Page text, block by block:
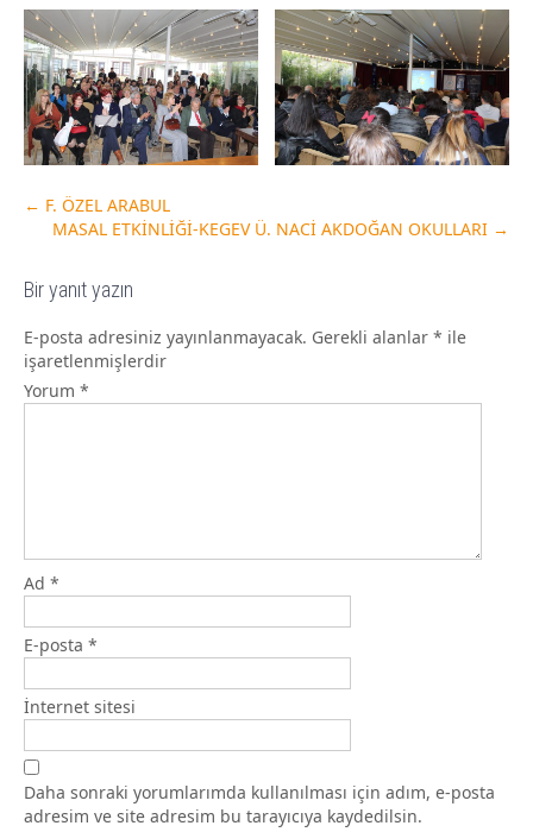
← F. ÖZEL ARABUL
MASAL ETKİNLİĞİ-KEGEV Ü. NACİ AKDOĞAN OKULLARI →
Bir yanıt yazın
E-posta adresiniz yayınlanmayacak. Gerekli alanlar * ile
işaretlenmişlerdir
Yorum *
Ad *
E-posta *
İnternet sitesi
Daha sonraki yorumlarımda kullanılması için adım, e-posta
adresim ve site adresim bu tarayıcıya kaydedilsin.